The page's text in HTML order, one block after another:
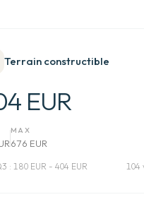
Terrain constructible
EUR
MAX
676 EUR
: 180 EUR - 404 EUR 104